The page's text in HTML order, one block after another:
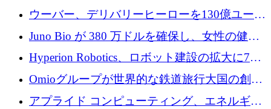
を10億ユーロ以上の契約で買収
ウーバー、デリバリーヒーローを130億ユーロ
の契約で買収、99か国にまたがるプラットフ
ォームを構築
Juno Bio が 380 万ドルを確保し、女性の健康
専用の初のシーケンスラボを開設
Hyperion Robotics、ロボット建設の拡大に740
万ドルを確保
Omioグループが世界的な鉄道旅行大国の創設
を目指してRail Europeを買収
アプライド コンピューティング、エネルギー